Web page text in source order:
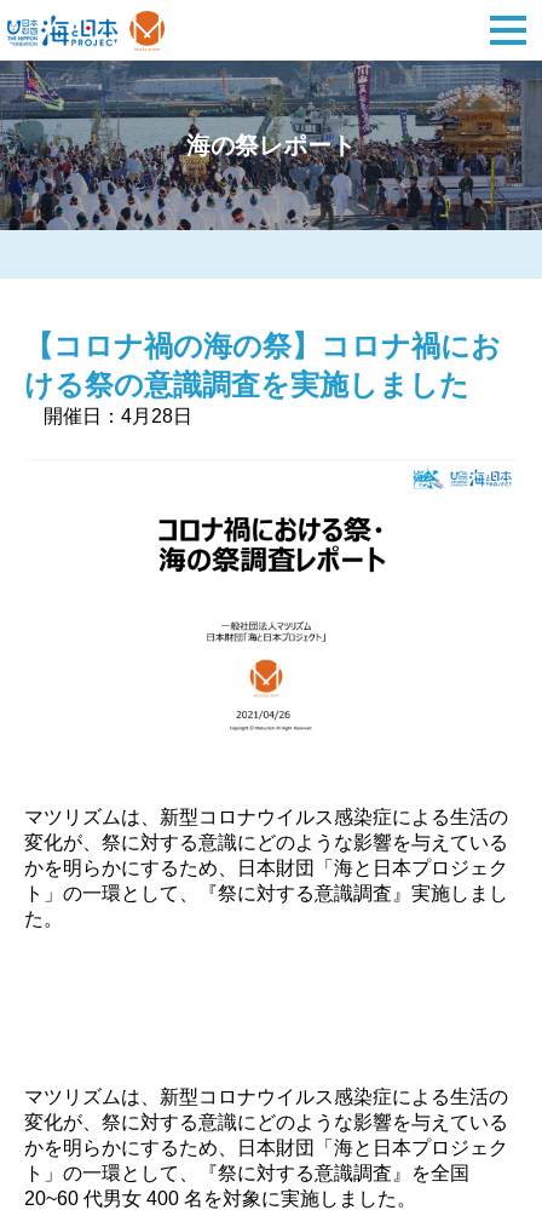
海の祭レポート
【コロナ禍の海の祭】コロナ禍にお
ける祭の意識調査を実施しました
開催日：4月28日
マツリズムは、新型コロナウイルス感染症による生活の
変化が、祭に対する意識にどのような影響を与えている
かを明らかにするため、日本財団「海と日本プロジェク
ト」の一環として、『祭に対する意識調査』実施しまし
た。
マツリズムは、新型コロナウイルス感染症による生活の
変化が、祭に対する意識にどのような影響を与えている
かを明らかにするため、日本財団「海と日本プロジェク
ト」の一環として、『祭に対する意識調査』を全国
20~60 代男女 400 名を対象に実施しました。